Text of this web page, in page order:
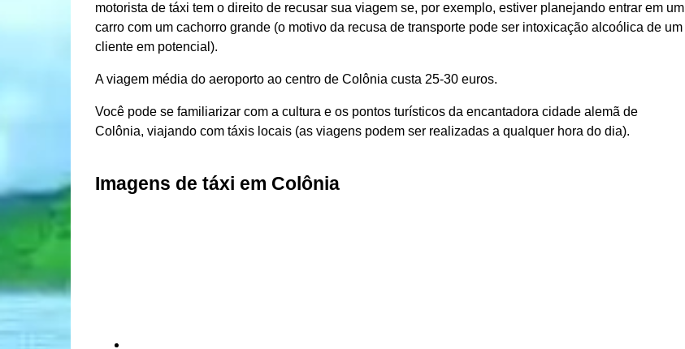
motorista de táxi tem o direito de recusar sua viagem se, por exemplo, estiver planejando entrar em um
carro com um cachorro grande (o motivo da recusa de transporte pode ser intoxicação alcoólica de um
cliente em potencial).
A viagem média do aeroporto ao centro de Colônia custa 25-30 euros.
Você pode se familiarizar com a cultura e os pontos turísticos da encantadora cidade alemã de
Colônia, viajando com táxis locais (as viagens podem ser realizadas a qualquer hora do dia).
Imagens de táxi em Colônia